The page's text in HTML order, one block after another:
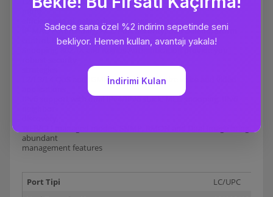
more
efficient use of network resources
IP-MAC-Port Binding, ACL, Port Security, DoS Defend, Storm
control, DHCP
Snooping, 802.1X and Radius Authentication provide you
L2/L3/L4 QoS and IGMP snooping optimize voice and video
IPv6 support with dual IPv4/IPv6 stack, MLD snooping, IPv6
abundant
management features
Port Tipi
LC/UPC